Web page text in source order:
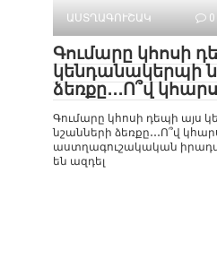
ԱՍՏՂԱԳՈՒՇԱԿ
0
Գումարը կհոսի
կենդանակերպի
ձեռքը․․․Ո՞վ
Գումարը կհոսի դեպի այս
նշանների ձեռքը․․․Ո՞վ
աստղագուշակական
են ազդել